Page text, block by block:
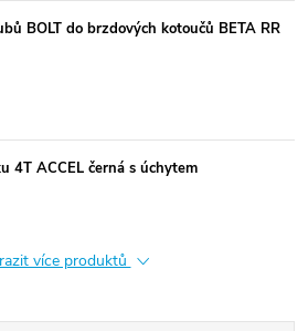
BOLT do brzdových kotoučů BETA RR
4T ACCEL černá s úchytem
více produktů